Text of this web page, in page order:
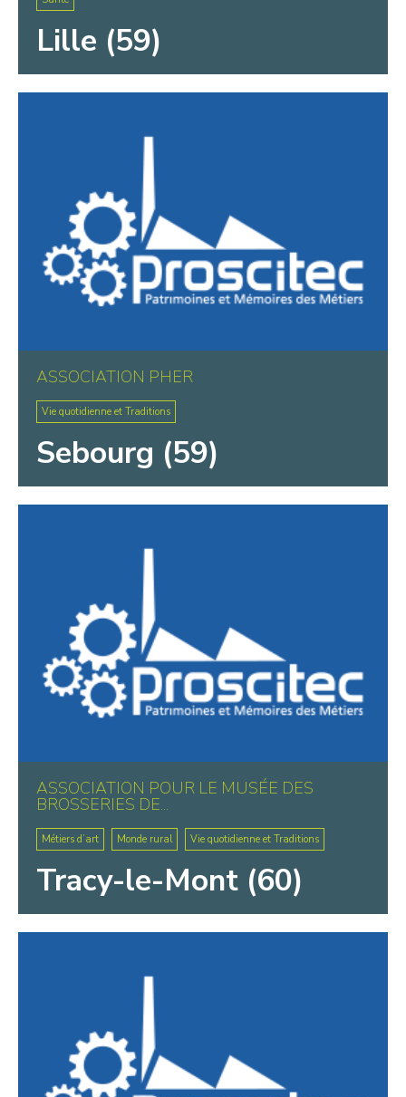
Lille (59)
ASSOCIATION PHER
Vie quotidienne et Traditions
Sebourg (59)
ASSOCIATION POUR LE MUSÉE DES
BROSSERIES DE...
Métiers d’art Monde rural Vie quotidienne et Traditions
Tracy-le-Mont (60)